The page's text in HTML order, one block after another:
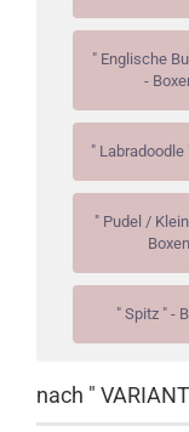
" Englische
-
" Labradoodle
" Pudel /
Boxen
" Spitz " -
nach "